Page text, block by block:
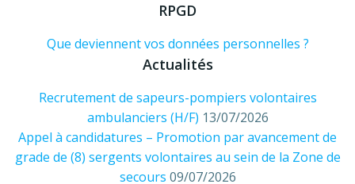
RPGD
Que deviennent vos données personnelles ?
Actualités
Recrutement de sapeurs-pompiers volontaires
ambulanciers (H/F) 13/07/2026
Appel à candidatures – Promotion par avancement de
grade de (8) sergents volontaires au sein de la Zone de
secours 09/07/2026